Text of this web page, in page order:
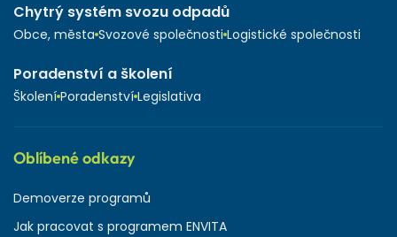
Chytrý systém svozu odpadů
Obce, města Svozové společnosti Logistické společnosti
Poradenství a školení
Školení Poradenství Legislativa
Oblíbené odkazy
Demoverze programů
Jak pracovat s programem ENVITA